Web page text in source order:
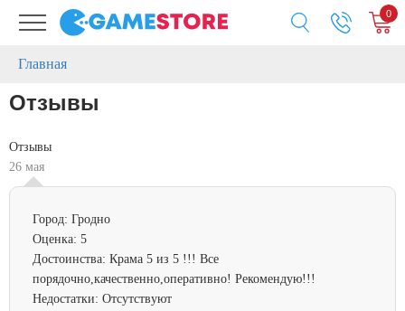
0
Главная
Отзывы
Отзывы
26 мая
Город: Гродно
Оценка: 5
Достоинства: Крама 5 из 5 !!! Все
порядочно,качественно,оперативно! Рекомендую!!!
Недостатки: Отсутствуют